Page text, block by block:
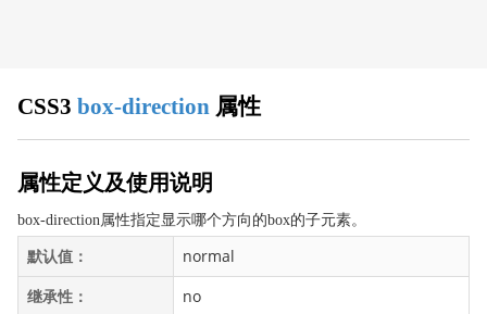
animation-direction
animation-duration
animation-fill-mode
animation-name
animation-play-state
animation-timing-function
CSS3 box-direction 属性
属性定义及使用说明
box-direction属性指定显示哪个方向的box的子元素。
默认值：
normal
继承性：
no